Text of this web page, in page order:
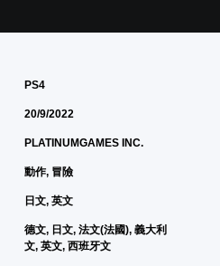
PS4
20/9/2022
PLATINUMGAMES INC.
動作, 冒險
日文, 英文
德文, 日文, 法文(法國), 義大利
文, 英文, 西班牙文